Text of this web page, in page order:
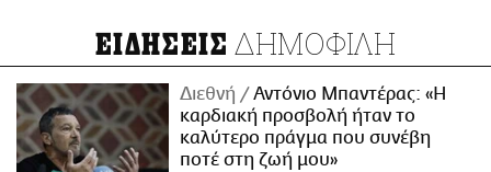
ΕΙΔΗΣΕΙΣ ΔΗΜΟΦΙΛΗ
Διεθνή
Αντόνιο Μπαντέρας: «Η
καρδιακή προσβολή ήταν το
καλύτερο πράγμα που συνέβη
ποτέ στη ζωή μου»